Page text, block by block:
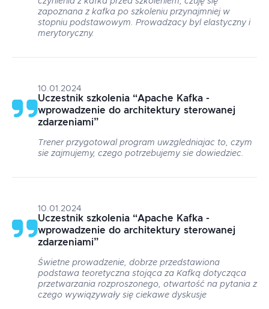
zapoznana z kafka po szkoleniu przynajmniej w
stopniu podstawowym. Prowadzacy byl elastyczny i
merytoryczny.
10.01.2024
Uczestnik szkolenia “Apache Kafka -
wprowadzenie do architektury sterowanej
zdarzeniami”
Trener przygotowal program uwzgledniajac to, czym
sie zajmujemy, czego potrzebujemy sie dowiedziec.
10.01.2024
Uczestnik szkolenia “Apache Kafka -
wprowadzenie do architektury sterowanej
zdarzeniami”
Świetne prowadzenie, dobrze przedstawiona
podstawa teoretyczna stojąca za Kafką dotycząca
przetwarzania rozproszonego, otwartość na pytania z
czego wywiązywały się ciekawe dyskusje